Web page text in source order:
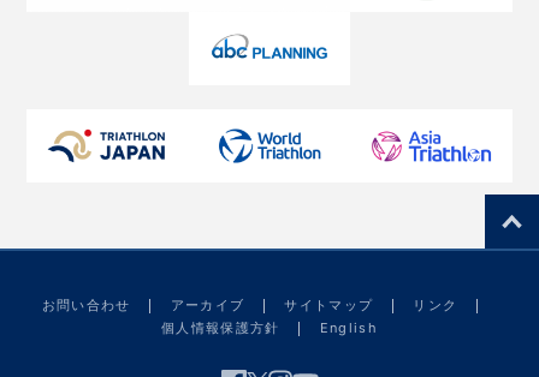
お問い合わせ アーカイブ サイトマップ
リンク
個人情報保護方針
English